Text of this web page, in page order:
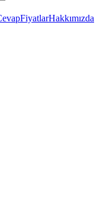
FiyatlarHakkımızda